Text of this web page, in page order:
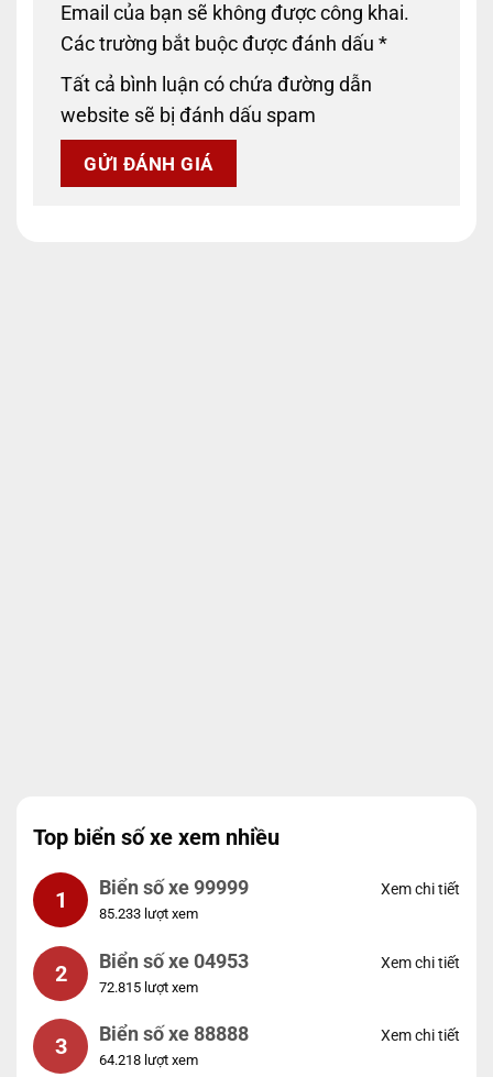
Email của bạn sẽ không được công khai.
Các trường bắt buộc được đánh dấu *
Tất cả bình luận có chứa đường dẫn
website sẽ bị đánh dấu spam
Top biển số xe xem nhiều
1 Biển số xe 99999
85.233 lượt xem
Xem chi tiết
2 Biển số xe 04953
72.815 lượt xem
Xem chi tiết
3 Biển số xe 88888
64.218 lượt xem
Xem chi tiết